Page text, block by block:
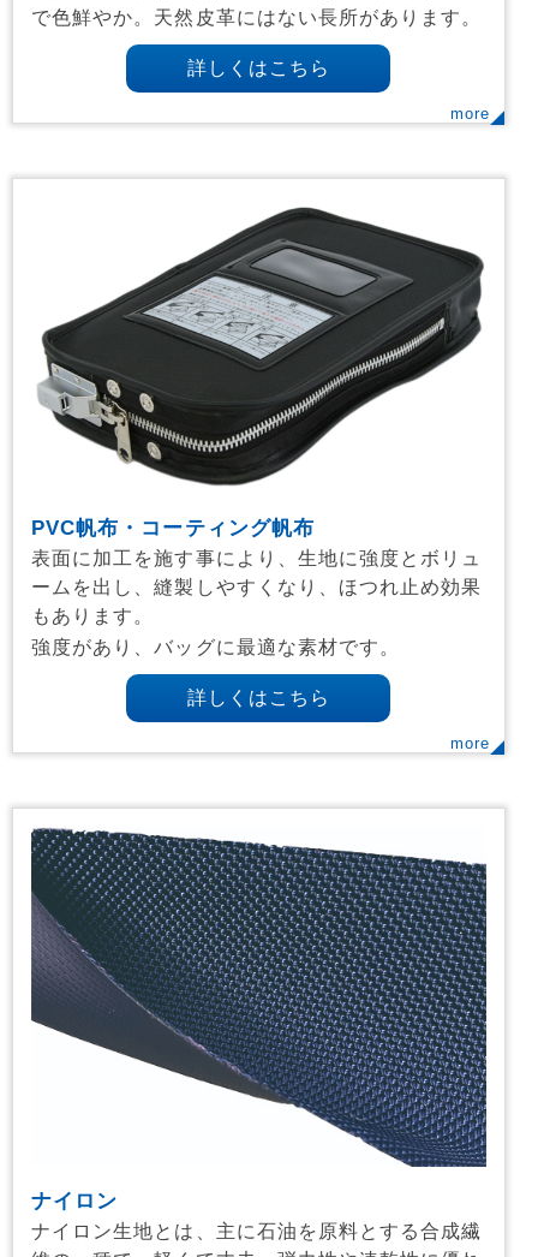
で色鮮やか。天然皮革にはない長所があります。
詳しくはこちら
more
PVC帆布・コーティング帆布
表面に加工を施す事により、生地に強度とボリュ
ームを出し、縫製しやすくなり、ほつれ止め効果
もあります。
強度があり、バッグに最適な素材です。
詳しくはこちら
more
ナイロン
ナイロン生地とは、主に石油を原料とする合成繊